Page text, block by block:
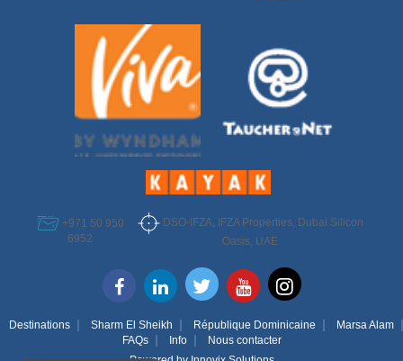
+971 50 950
6952
DSO-IFZA, IFZA Properties, Dubai Silicon
Oasis, UAE
Destinations Sharm El Sheikh République Dominicaine
Marsa Alam
FAQs
Info
Nous contacter